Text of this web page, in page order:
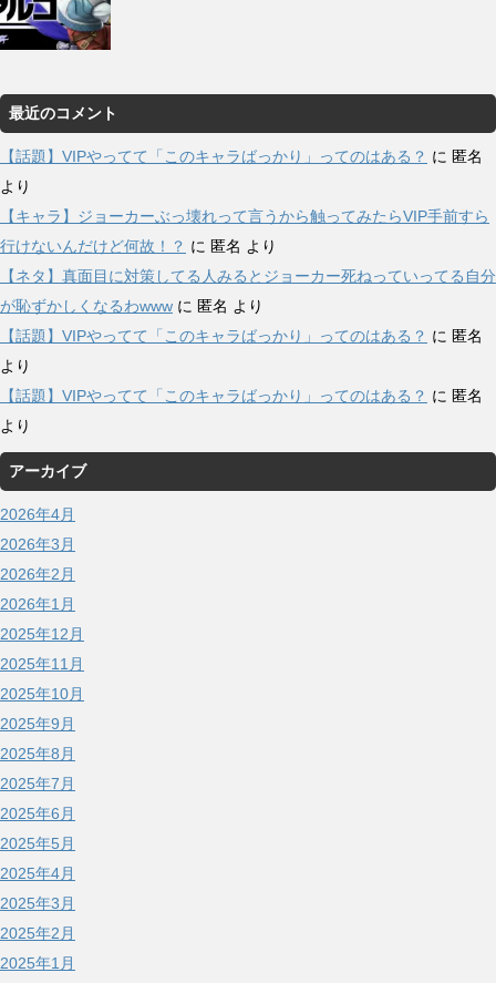
最近のコメント
【話題】VIPやってて「このキャラばっかり」ってのはある？ に 匿名
より
【キャラ】ジョーカーぶっ壊れって言うから触ってみたらVIP手前すら
行けないんだけど何故！？ に 匿名 より
【ネタ】真面目に対策してる人みるとジョーカー死ねっていってる自分
が恥ずかしくなるわwww に 匿名 より
【話題】VIPやってて「このキャラばっかり」ってのはある？ に 匿名
より
【話題】VIPやってて「このキャラばっかり」ってのはある？ に 匿名
より
アーカイブ
2026年4月
2026年3月
2026年2月
2026年1月
2025年12月
2025年11月
2025年10月
2025年9月
2025年8月
2025年7月
2025年6月
2025年5月
2025年4月
2025年3月
2025年2月
2025年1月